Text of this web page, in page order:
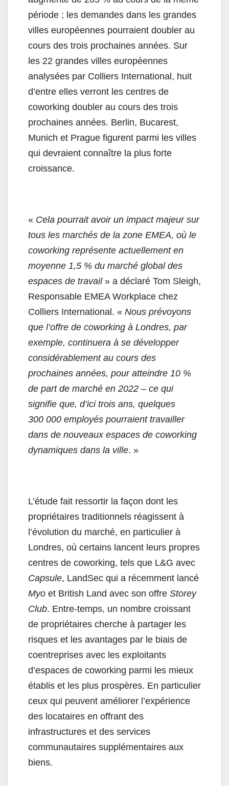
période ; les demandes dans les grandes
villes européennes pourraient doubler au
cours des trois prochaines années. Sur
les 22 grandes villes européennes
analysées par Colliers International, huit
d’entre elles verront les centres de
coworking doubler au cours des trois
prochaines années. Berlin, Bucarest,
Munich et Prague figurent parmi les villes
qui devraient connaître la plus forte
croissance.
« Cela pourrait avoir un impact majeur sur
tous les marchés de la zone EMEA, où le
coworking représente actuellement en
moyenne 1,5 % du marché global des
espaces de travail» a déclaré Tom Sleigh,
Responsable EMEA Workplace chez
Colliers International. « Nous prévoyons
que l’offre de coworking à Londres, par
exemple, continuera à se développer
considérablement au cours des
prochaines années, pour atteindre 10 %
de part de marché en 2022 – ce qui
signifie que, d’ici trois ans, quelques
300 000 employés pourraient travailler
dans de nouveaux espaces de coworking
dynamiques dans la ville. »
L’étude fait ressortir la façon dont les
propriétaires traditionnels réagissent à
l’évolution du marché, en particulier à
Londres, où certains lancent leurs propres
centres de coworking, tels que L&G avec
Capsule, LandSec qui a récemment lancé
Myo et British Land avec son offre Storey
Club. Entre-temps, un nombre croissant
de propriétaires cherche à partager les
risques et les avantages par le biais de
coentreprises avec les exploitants
d’espaces de coworking parmi les mieux
établis et les plus prospères. En particulier
ceux qui peuvent améliorer l’expérience
des locataires en offrant des
infrastructures et des services
communautaires supplémentaires aux
biens.